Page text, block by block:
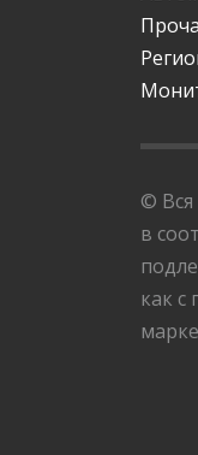
©
в
как